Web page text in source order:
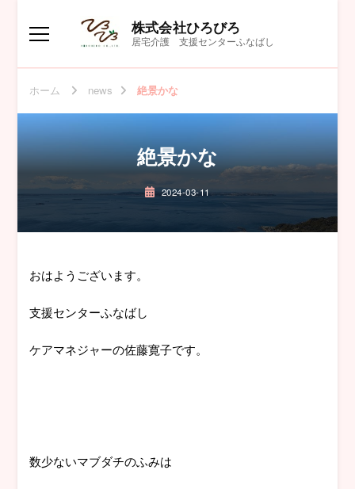
株式会社ひろびろ
居宅介護 支援センターふなばし
ホーム news 絶景かな
絶景かな
2024-03-11
おはようございます。
支援センターふなばし
ケアマネジャーの佐藤寛子です。
数少ないマブダチのふみは